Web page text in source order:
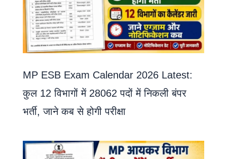
MP ESB Exam Calendar 2026 Latest:
कुल 12 विभागों में 28062 पदों में निकली बंपर
भर्ती, जाने कब से होगी परीक्षा